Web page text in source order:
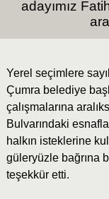
adayımız
Yerel seçimlere
Çumra belediye
çalışmalarına
Bulvarındaki
halkın isteklerine
güleryüzle bağrına
teşekkür etti.